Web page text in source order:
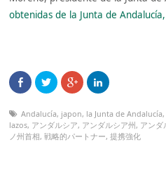
obtenidas de la Junta de
Andalucía, japon, la Junta de Andalucía,
lazos, アンダルシア, アンダルシア州, アンダ
ノ州首相,戦略的パートナー,提携強化